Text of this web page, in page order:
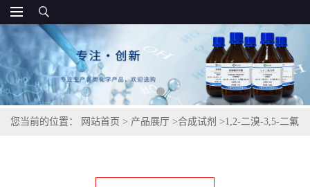
您当前的位置： 网站首页 > 产品展厅 >合成试剂 >1,2-二溴-3,5-二氟